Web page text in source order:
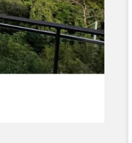
de los usuarios de este
de cookies se utiliza en la
de perfiles de navegación de
del análisis de los datos de uso
la información de preferencia
y para ofrecer una mejor